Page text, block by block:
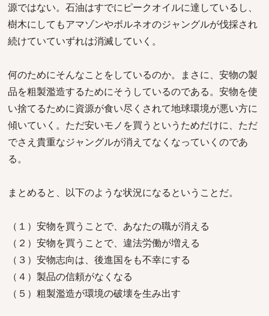
源ではない。石油はすでにピークオイルに達しているし、
樹木にしてもアマゾンやボルネオのジャングルが伐採され
続けていていずれは消滅していく。
何のためにそんなことをしているのか。まさに、安物の製
品を粗製濫造するためにそうしているのである。安物を使
い捨てるために資源が食い尽くされて地球環境が悪い方に
傾いていく。ただ安いモノを買うというためだけに、ただ
でさえ貴重なジャングルが消えてなくなっていくのであ
る。
まとめると、以下のような状況になるということだ。
（１）安物を買うことで、あなたの職が消える
（２）安物を買うことで、違法労働が増える
（３）安物志向は、後進国をも不幸にする
（４）製品の信頼がなくなる
（５）粗製濫造が環境の破壊を生み出す